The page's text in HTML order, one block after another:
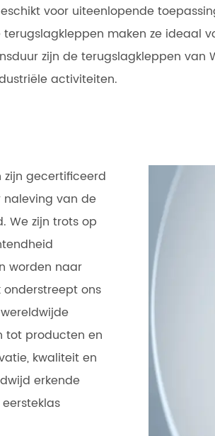
voor uiteenlopende
maken ze ideaal
zijn de terugslagkleppen van
activiteiten.
zijn gecertificeerd
van de
We zijn trots op
worden naar
ons
tot producten en
kwaliteit en
erkende